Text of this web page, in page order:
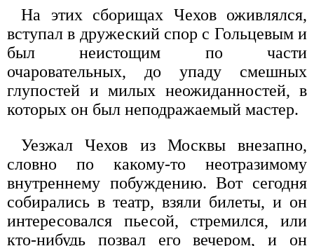
На этих сборищах Чехов оживлялся,
вступал в дружеский спор с Гольцевым и
был неистощим по части
очаровательных, до упаду смешных
глупостей и милых неожиданностей, в
которых он был неподражаемый мастер.
Уезжал Чехов из Москвы внезапно,
словно по какому-то неотразимому
внутреннему побуждению. Вот сегодня
собирались в театр, взяли билеты, и он
интересовался пьесой, стремился, или
кто-нибудь позвал его вечером, и он